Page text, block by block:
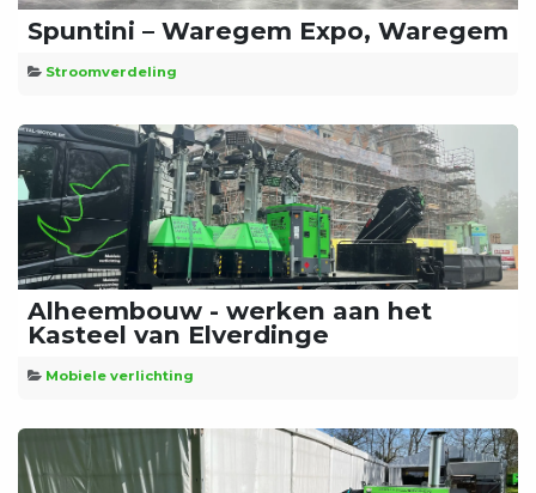
Spuntini – Waregem Expo, Waregem
Stroomverdeling
Alheembouw - werken aan het
Kasteel van Elverdinge
Mobiele verlichting